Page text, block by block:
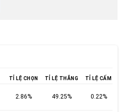
TỈ LỆ CHỌN TỈ LỆ THẮNG TỈ LỆ CẤM
2.86% 49.25% 0.22%